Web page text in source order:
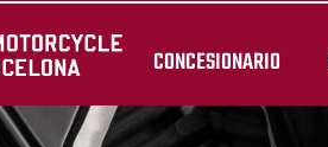
CONCESIONARIO